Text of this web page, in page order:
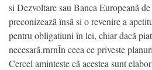
si Dezvoltare sau Banca Europeanã
preconizeazã însã si o revenire a
pentru obligatiuni în lei, chiar dacã
necesarã.rnrnÎn ceea ce priveste
Cercel aminteste cã acestea sunt